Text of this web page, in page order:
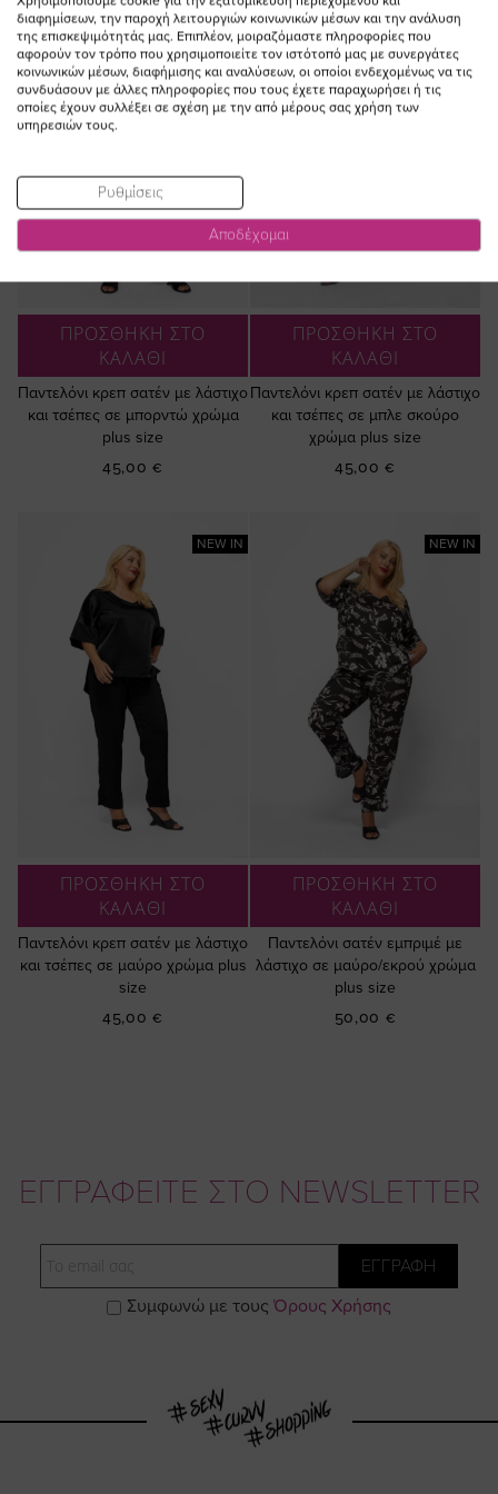
ΠΡΟΣΘΗΚΗ ΣΤΟ
ΚΑΛΑΘΙ
Παντελόνι κρεπ σατέν με λάστιχο
και τσέπες σε μπορντώ χρώμα
plus size
45,00 €
ΠΡΟΣΘΗΚΗ ΣΤΟ
ΚΑΛΑΘΙ
Παντελόνι κρεπ σατέν με λάστιχο
και τσέπες σε μπλε σκούρο
χρώμα plus size
45,00 €
NEW IN
ΠΡΟΣΘΗΚΗ ΣΤΟ
ΚΑΛΑΘΙ
Παντελόνι κρεπ σατέν με λάστιχο
και τσέπες σε μαύρο χρώμα plus
size
45,00 €
NEW IN
ΠΡΟΣΘΗΚΗ ΣΤΟ
ΚΑΛΑΘΙ
Παντελόνι σατέν εμπριμέ με
λάστιχο σε μαύρο/εκρού χρώμα
plus size
50,00 €
ΕΓΓΡΑΦΕΙΤΕ ΣΤΟ NEWSLETTER
ΕΓΓΡΑΦΗ
Συμφωνώ με τους Όρους Χρήσης
διαφημίσεων, την παροχή λειτουργιών κοινωνικών μέσων και την ανάλυση
της επισκεψιμότητάς μας. Επιπλέον, μοιραζόμαστε πληροφορίες που
αφορούν τον τρόπο που χρησιμοποιείτε τον ιστότοπό μας με συνεργάτες
κοινωνικών μέσων, διαφήμισης και αναλύσεων, οι οποίοι ενδεχομένως να τις
συνδυάσουν με άλλες πληροφορίες που τους έχετε παραχωρήσει ή τις
οποίες έχουν συλλέξει σε σχέση με την από μέρους σας χρήση των
υπηρεσιών τους.
Ρυθμίσεις
Αποδέχομαι